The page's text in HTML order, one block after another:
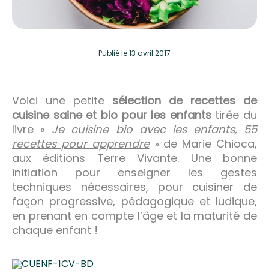
Publiéle 13 avril 2017
Voici une petite sélection de recettes de
cuisine saine et bio pour les enfantstirée du
livre « Je cuisine bio avec les enfants, 55
recettes pour apprendre» de Marie Chioca,
aux éditions Terre Vivante. Une bonne
initiation pour enseigner les gestes
techniques nécessaires, pour cuisiner de
façon progressive, pédagogique et ludique,
en prenant en compte l’âge et la maturité de
chaque enfant !